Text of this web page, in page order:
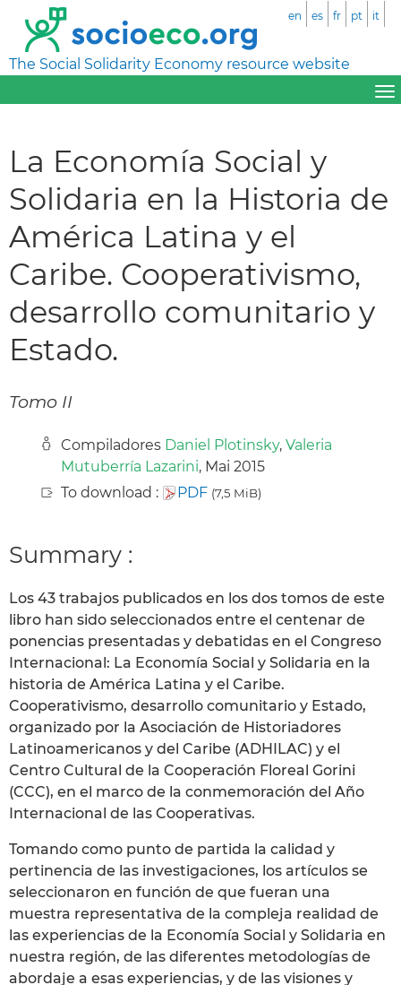
The Social Solidarity Economy resource website
en es fr pt it
La Economía Social y
Solidaria en la Historia de
América Latina y el
Caribe. Cooperativismo,
desarrollo comunitario y
Estado.
Tomo II
Compiladores Daniel Plotinsky, Valeria
Mutuberría Lazarini, Mai 2015
To download :
PDF (7,5 MiB)
Summary :
Los 43 trabajos publicados en los dos tomos de este
libro han sido seleccionados entre el centenar de
ponencias presentadas y debatidas en el Congreso
Internacional: La Economía Social y Solidaria en la
historia de América Latina y el Caribe.
Cooperativismo, desarrollo comunitario y Estado,
organizado por la Asociación de Historiadores
Latinoamericanos y del Caribe (ADHILAC) y el
Centro Cultural de la Cooperación Floreal Gorini
(CCC), en el marco de la conmemoración del Año
Internacional de las Cooperativas.
Tomando como punto de partida la calidad y
pertinencia de las investigaciones, los artículos se
seleccionaron en función de que fueran una
muestra representativa de la compleja realidad de
las experiencias de la Economía Social y Solidaria en
nuestra región, de las diferentes metodologías de
abordaje a esas experiencias, y de las visiones y